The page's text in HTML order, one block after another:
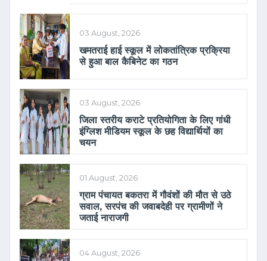
03 August, 2026
खमतराई हाई स्कूल में लोकतांत्रिक प्रक्रिया
से हुआ बाल कैबिनेट का गठन
03 August, 2026
जिला स्तरीय कराटे प्रतियोगिता के लिए गांधी
इंग्लिश मीडियम स्कूल के छह विद्यार्थियों का
चयन
01 August, 2026
ग्राम पंचायत बकतरा में गौवंशों की मौत से उठे
सवाल, सरपंच की जवाबदेही पर ग्रामीणों ने
जताई नाराजगी
04 August, 2026